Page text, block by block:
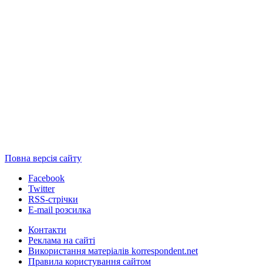
Повна версія сайту
Facebook
Twitter
RSS-стрічки
E-mail розсилка
Контакти
Реклама на сайті
Використання матеріалів korrespondent.net
Правила користування сайтом